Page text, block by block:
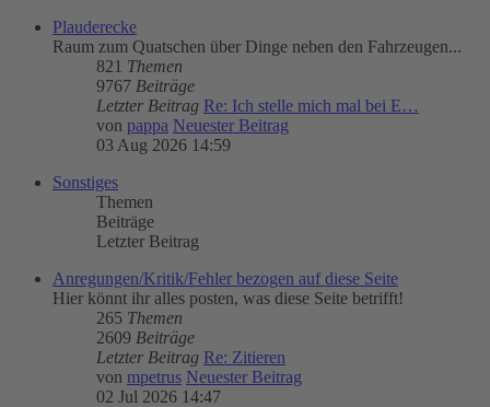
Plauderecke
Raum zum Quatschen über Dinge neben den Fahrzeugen...
821 Themen
9767 Beiträge
Letzter Beitrag Re: Ich stelle mich mal bei E…
von pappa Neuester Beitrag
03 Aug 2026 14:59
Sonstiges
Themen
Beiträge
Letzter Beitrag
Anregungen/Kritik/Fehler bezogen auf diese Seite
Hier könnt ihr alles posten, was diese Seite betrifft!
265 Themen
2609 Beiträge
Letzter Beitrag Re: Zitieren
von mpetrus Neuester Beitrag
02 Jul 2026 14:47